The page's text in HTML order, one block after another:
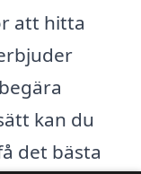
att hitta
kan du
det bästa